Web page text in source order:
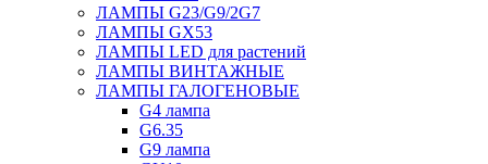
ЛАМПЫ G23/G9/2G7
ЛАМПЫ GX53
ЛАМПЫ LED для растений
ЛАМПЫ ВИНТАЖНЫЕ
ЛАМПЫ ГАЛОГЕНОВЫЕ
G4 лампа
G6.35
G9 лампа